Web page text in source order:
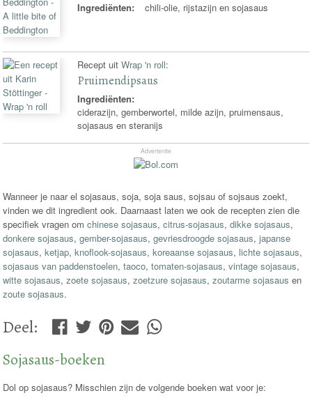
Ingrediënten: chili-olie, rijstazijn en sojasaus
Recept uitWrap 'n roll:
Pruimendipsaus
Ingrediënten:
ciderazijn, gemberwortel, milde azijn, pruimensaus,
sojasaus en steranijs
Advertentie
Wanneer je naar el sojasaus, soja, soja saus, sojsau of sojsaus zoekt,
vinden we dit ingredient ook. Daarnaast laten we ook de recepten zien die
specifiek vragen omchinese sojasaus,citrus-sojasaus,dikke sojasaus,
donkere sojasaus,gember-sojasaus,gevriesdroogde sojasaus,japanse
sojasaus,ketjap,knoflook-sojasaus,koreaanse sojasaus, lichte sojasaus,
sojasaus van paddenstoelen,taoco,tomaten-sojasaus,vintage sojasaus,
witte sojasaus,zoete sojasaus,zoetzure sojasaus,zoutarme sojasaus en
zoute sojasaus.
Deel:
Sojasaus-boeken
Dol op sojasaus? Misschien zijn de volgende boeken wat voor je: